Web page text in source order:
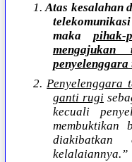
1.Atas kesalahan
maka
2.Penyelenggara
ganti rugi
kecuali
membuktikan
kelalaiannya.”